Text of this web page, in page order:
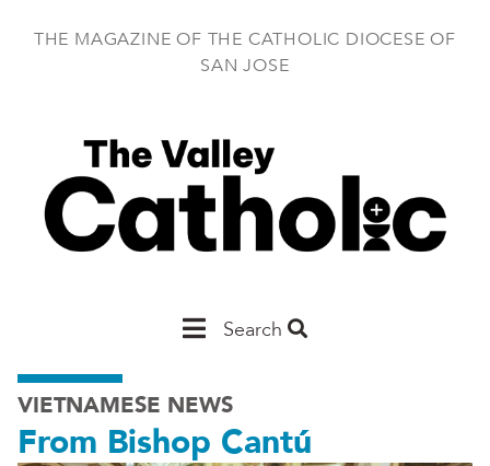
THE MAGAZINE OF THE CATHOLIC DIOCESE OF
SAN JOSE
Main
Jose
Search
VIETNAMESE NEWS
From Bishop Cantú